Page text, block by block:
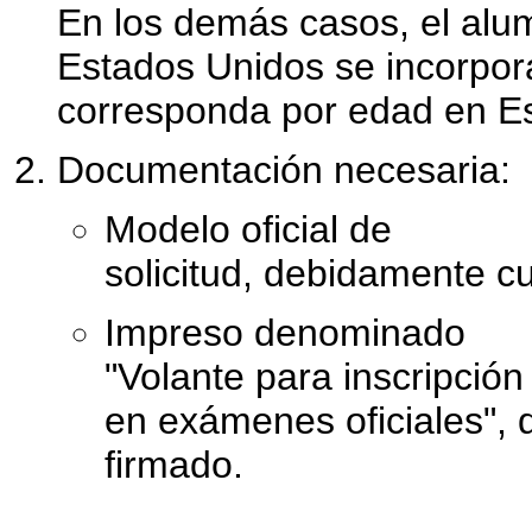
En los demás casos, el
Estados Unidos se
corresponda por edad en
Documentación necesaria:
Modelo oficial de
solicitud, debidamente
Impreso denominado
"Volante para
en exámenes oficiales",
firmado.